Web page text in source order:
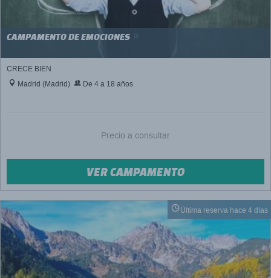
CAMPAMENTO DE EMOCIONES
CRECE BIEN
Madrid (Madrid)
De 4 a 18 años
Precio a consultar
VER CAMPAMENTO
Última reserva hace 4 días